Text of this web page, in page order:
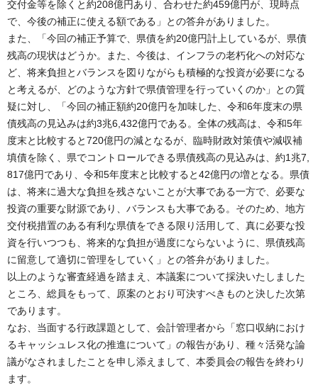
交付金等を除くと約208億円あり、合わせた約459億円が、現時点
で、今後の補正に使える額である」との答弁がありました。
また、「今回の補正予算で、県債を約20億円計上しているが、県債
残高の現状はどうか。また、今後は、インフラの老朽化への対応な
ど、将来負担とバランスを図りながらも積極的な投資が必要になる
と考えるが、どのような方針で県債管理を行っていくのか」との質
疑に対し、「今回の補正額約20億円を加味した、令和6年度末の県
債残高の見込みは約3兆6,432億円である。全体の残高は、令和5年
度末と比較すると720億円の減となるが、臨時財政対策債や減収補
填債を除く、県でコントロールできる県債残高の見込みは、約1兆7,
817億円であり、令和5年度末と比較すると42億円の増となる。県債
は、将来に過大な負担を残さないことが大事である一方で、必要な
投資の重要な財源であり、バランスも大事である。そのため、地方
交付税措置のある有利な県債をできる限り活用して、真に必要な投
資を行いつつも、将来的な負担が過度にならないように、県債残高
に留意して適切に管理をしていく」との答弁がありました。
以上のような審査経過を踏まえ、本議案について採決いたしました
ところ、総員をもって、原案のとおり可決すべきものと決した次第
であります。
なお、当面する行政課題として、会計管理者から「窓口収納におけ
るキャッシュレス化の推進について」の報告があり、種々活発な論
議がなされましたことを申し添えまして、本委員会の報告を終わり
ます。